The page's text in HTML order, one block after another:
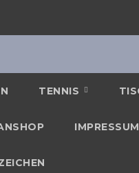
TENNIS
IMPRESSUM